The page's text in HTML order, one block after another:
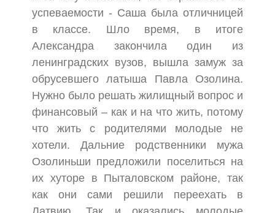
успеваемости - Саша была отличницей
в классе. Шло время, в итоге
Александра закончила один из
ленинградских вузов, вышла замуж за
обрусевшего латыша Павла Озолина.
Нужно было решать жилищный вопрос и
финансовый – как и на что жить, потому
что жить с родителями молодые не
хотели. Дальние родственники мужа
Озолиньши предложили поселиться на
их хуторе в Пыталовском районе, так
как они сами решили переехать в